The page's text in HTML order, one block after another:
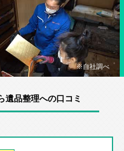
※自社調べ
遺品整理への口コミ